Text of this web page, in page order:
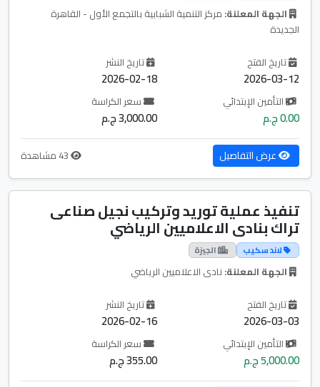
الجهة المعلنة: مركز التنمية الشبابية بالتجمع الأول - القاهرة
الجديدة
تاريخ الفتح
2026-03-12
تاريخ النشر
2026-02-18
التأمين الإبتدائي
0.00 ج.م
سعر الكراسة
3,000.00 ج.م
عرض التفاصيل
تنفيذ عملية توريد وتركيب نجيل صناعى
تراك بنادى الاعلاميين الرياضي
لاند سكيب الجيزة
الجهة المعلنة: نادى الاعلاميين الرياضي
تاريخ الفتح
2026-03-03
تاريخ النشر
2026-02-16
التأمين الإبتدائي
5,000.00 ج.م
سعر الكراسة
355.00 ج.م